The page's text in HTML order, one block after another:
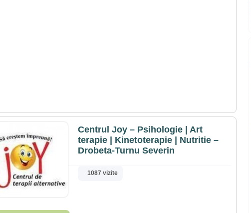
Centrul Joy – Psihologie | Art
terapie | Kinetoterapie | Nutritie –
Drobeta-Turnu Severin
1087 vizite